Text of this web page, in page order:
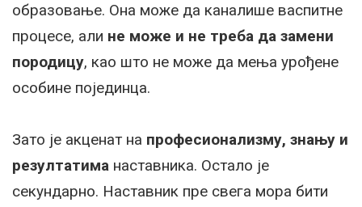
образовање. Она може да каналише васпитне
процесе, али не може и не треба да замени
породицу, као што не може да мења урођене
особине појединца.
Зато је акценат на професионализму, знању и
резултатима наставника. Остало је
секундарно. Наставник пре свега мора бити